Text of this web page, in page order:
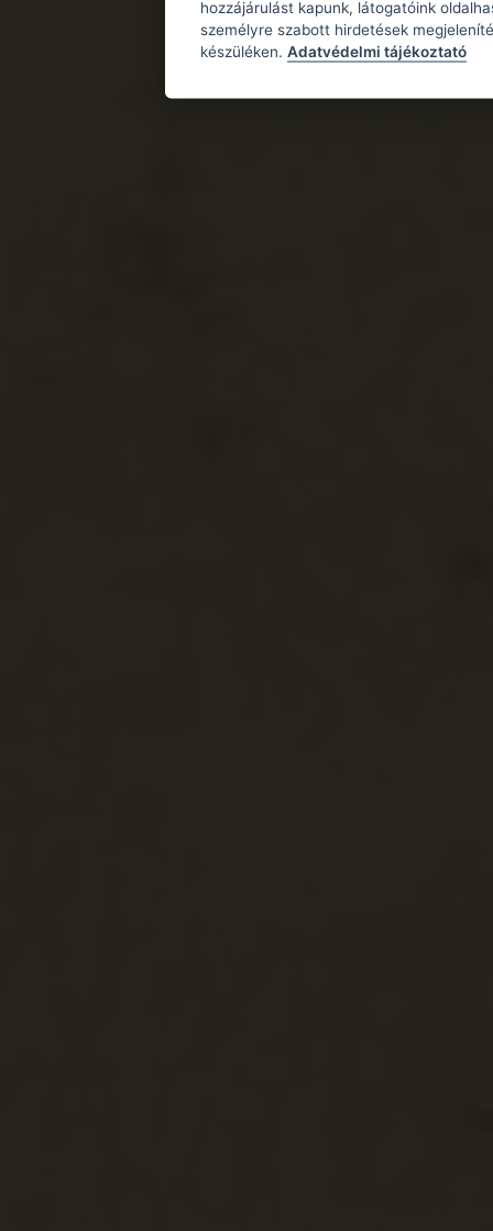
hozzájárulást kapunk, látogatóink
személyre szabott hirdetések
készüléken. Adatvédelmi tájékoztató